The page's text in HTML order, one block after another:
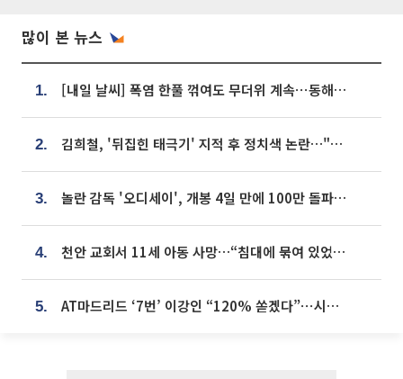
많이 본 뉴스
1. [내일 날씨] 폭염 한풀 꺾여도 무더위 계속⋯동해안 이틀 연속 비
2. 김희철, '뒤집힌 태극기' 지적 후 정치색 논란…"좌우 떠나 우리나라 국기"
3. 놀란 감독 '오디세이', 개봉 4일 만에 100만 돌파⋯'왕사남' 보다 빠르다
4. 천안 교회서 11세 아동 사망…“침대에 묶여 있었다” 진술 확보
5. AT마드리드 ‘7번’ 이강인 “120% 쏟겠다”⋯시메오네 감독 “필요한 선수”